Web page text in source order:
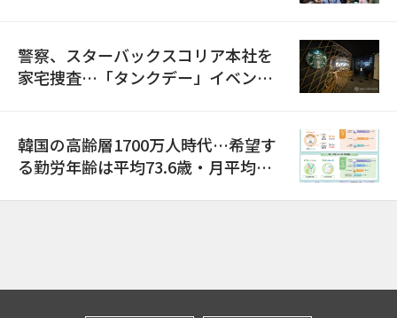
警察、スターバックスコリア本社を
家宅捜査…「タンクデー」イベント
韓国の高齢層1700万人時代…希望す
る勤労年齢は平均73.6歳・月平均賃